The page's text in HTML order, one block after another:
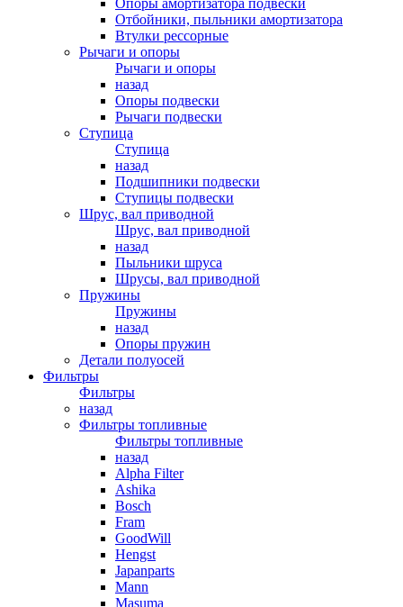
Опоры амортизатора подвески
Отбойники, пыльники амортизатора
Втулки рессорные
Рычаги и опоры
Рычаги и опоры
назад
Опоры подвески
Рычаги подвески
Ступица
Ступица
назад
Подшипники подвески
Ступицы подвески
Шрус, вал приводной
Шрус, вал приводной
назад
Пыльники шруса
Шрусы, вал приводной
Пружины
Пружины
назад
Опоры пружин
Детали полуосей
Фильтры
Фильтры
назад
Фильтры топливные
Фильтры топливные
назад
Alpha Filter
Ashika
Bosch
Fram
GoodWill
Hengst
Japanparts
Mann
Masuma